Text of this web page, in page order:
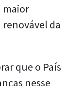
maior
renovável da
que o País
nesse